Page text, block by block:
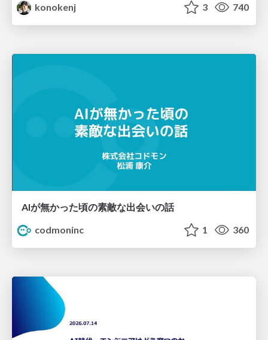
konokenj
3 740
AIが無かった頃の素敵な出会いの話
codmoninc
1 360